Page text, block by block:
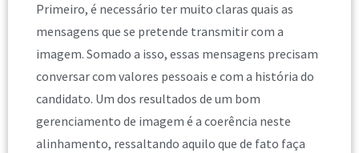
Primeiro, é necessário ter muito claras quais as
mensagens que se pretende transmitir com a
imagem. Somado a isso, essas mensagens precisam
conversar com valores pessoais e com a história do
candidato. Um dos resultados de um bom
gerenciamento de imagem é a coerência neste
alinhamento, ressaltando aquilo que de fato faça